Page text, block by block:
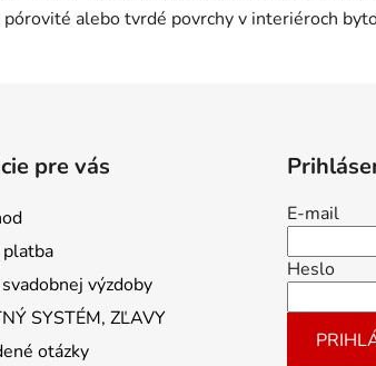
alebo tvrdé povrchy v interiéroch
pre vás
platba
výzdoby
SYSTÉM, ZĽAVY
otázky
E-mail
Heslo